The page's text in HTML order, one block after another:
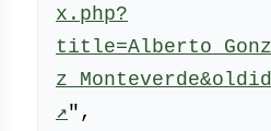
x.php?
↗(enlace
",